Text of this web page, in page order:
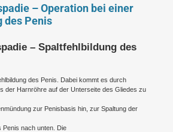
– Operation bei einer
des Penis
– Spaltfehlbildung des
des Penis. Dabei kommt es durch
der Harnröhre auf der Unterseite des Gliedes zu
zur Penisbasis hin, zur Spaltung der
Penis nach unten. Die